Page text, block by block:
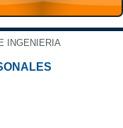
INGENIERIA